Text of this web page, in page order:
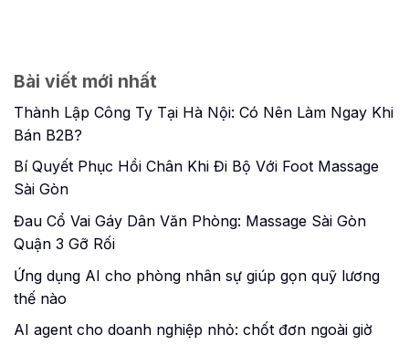
Bài viết mới nhất
Thành Lập Công Ty Tại Hà Nội: Có Nên Làm Ngay Khi
Bán B2B?
Bí Quyết Phục Hồi Chân Khi Đi Bộ Với Foot Massage
Sài Gòn
Đau Cổ Vai Gáy Dân Văn Phòng: Massage Sài Gòn
Quận 3 Gỡ Rối
Ứng dụng AI cho phòng nhân sự giúp gọn quỹ lương
thế nào
AI agent cho doanh nghiệp nhỏ: chốt đơn ngoài giờ